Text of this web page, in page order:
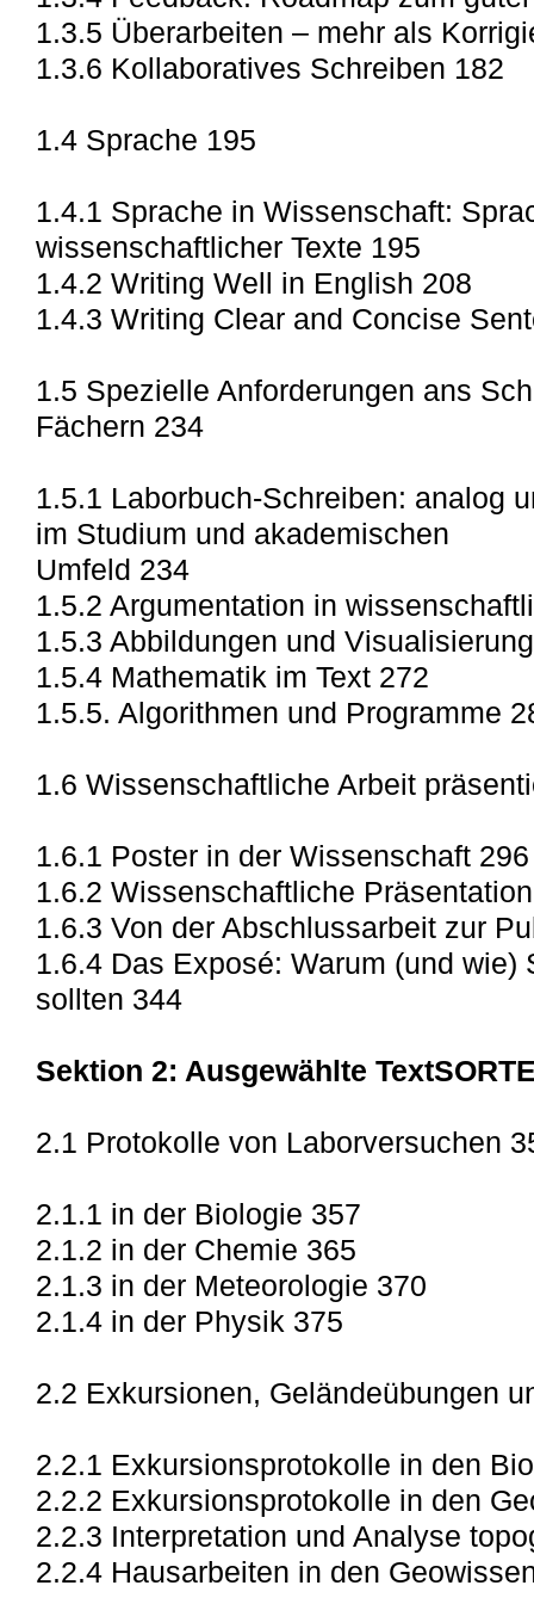
1.3.5 Überarbeiten – mehr als
1.3.6 Kollaboratives Schreiben 182
1.4 Sprache 195
1.4.1 Sprache in Wissenschaft:
wissenschaftlicher Texte 195
1.4.2 Writing Well in English 208
1.4.3 Writing Clear and Concise
1.5 Spezielle Anforderungen ans
Fächern 234
1.5.1 Laborbuch-Schreiben: analog
im Studium und akademischen
Umfeld 234
1.5.2 Argumentation in
1.5.3 Abbildungen und
1.5.4 Mathematik im Text 272
1.5.5. Algorithmen und Programme
1.6 Wissenschaftliche Arbeit
1.6.1 Poster in der Wissenschaft 296
1.6.2 Wissenschaftliche
1.6.3 Von der Abschlussarbeit zur
1.6.4 Das Exposé: Warum (und
sollten 344
Sektion 2: Ausgewählte
2.1 Protokolle von Laborversuchen
2.1.1 in der Biologie 357
2.1.2 in der Chemie 365
2.1.3 in der Meteorologie 370
2.1.4 in der Physik 375
2.2 Exkursionen, Geländeübungen
2.2.1 Exkursionsprotokolle in den
2.2.2 Exkursionsprotokolle in den
2.2.3 Interpretation und Analyse
2.2.4 Hausarbeiten in den